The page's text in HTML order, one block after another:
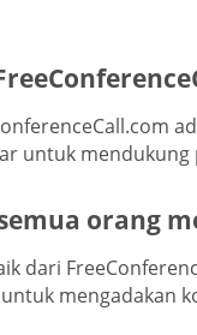
untuk mendukung
orang
dari
mengadakan